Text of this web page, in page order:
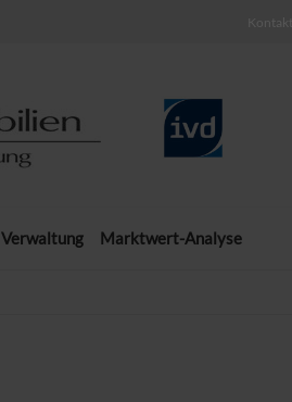
Kontakt
Verwaltung Marktwert-Analyse